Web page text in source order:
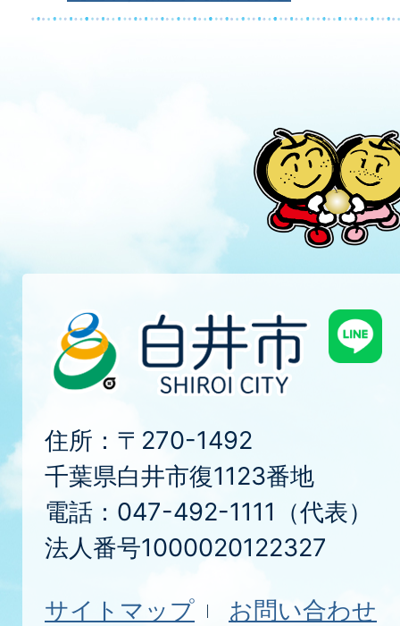
住所：〒270-1492
千葉県白井市復1123番地
電話：047-492-1111（代表）
法人番号1000020122327
サイトマップ
お問い合わせ